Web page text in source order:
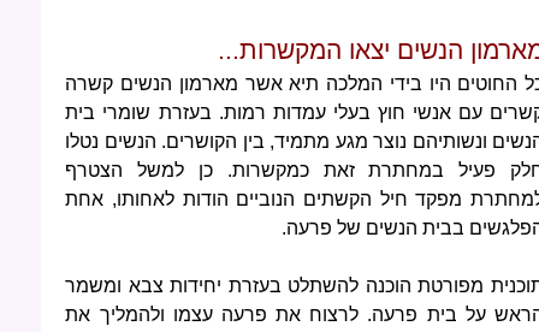
הנשים יצאו המקשרות...
החוטים היו בידי המלכה תיא אשר מארמון הנשים קשרה
עם אנשי חוץ בעלי עמדות רמות. בעזרת שומרי בית
ונשותיהם נוצר מגע מתמיד, בין הקושרים. הנשים נטלו
פעיל במחתרת זאת כמקשרות. כן למשל הצטרף
מפקד חיל הקשתים הנוביים הודות לאחותו, אחת
בבית הנשים של פרעה.
מפורטת הוכנה להשתלט בעזרת יחידות צבא ומשמר
על בית פרעה. לרצוח את פרעה עצמו ולהמליך את